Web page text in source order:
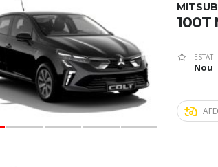
ESTAT
Nou